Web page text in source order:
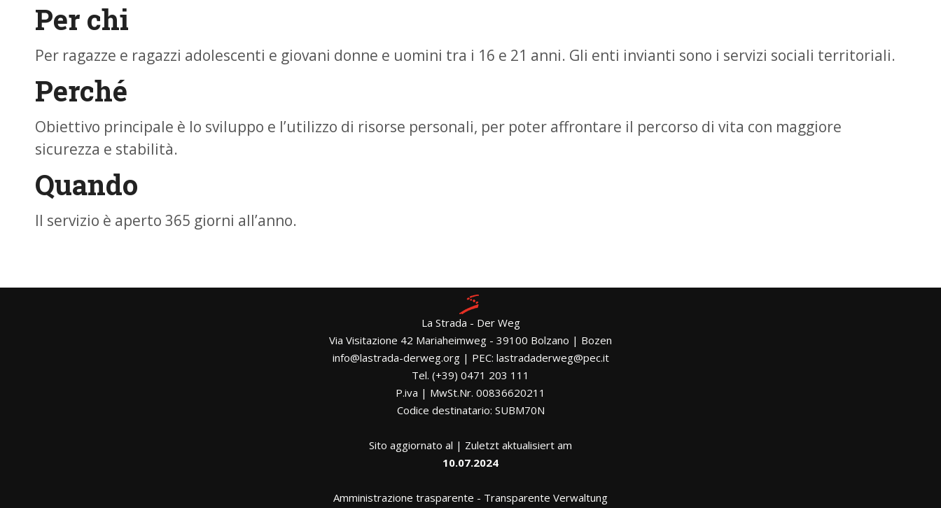
Per chi
Per ragazze e ragazzi adolescenti e giovani donne e uomini tra i 16 e 21 anni. Gli enti invianti sono i servizi sociali territoriali.
Perché
Obiettivo principale è lo sviluppo e l’utilizzo di risorse personali, per poter affrontare il percorso di vita con maggiore
sicurezza e stabilità.
Quando
Il servizio è aperto 365 giorni all’anno.
La Strada - Der Weg
Via Visitazione 42 Mariaheimweg - 39100 Bolzano | Bozen
info@lastrada-derweg.org | PEC: lastradaderweg@pec.it
Tel. (+39) 0471 203 111
P.iva | MwSt.Nr. 00836620211
Codice destinatario: SUBM70N
Sito aggiornato al | Zuletzt aktualisiert am
10.07.2024
Amministrazione trasparente - Transparente Verwaltung